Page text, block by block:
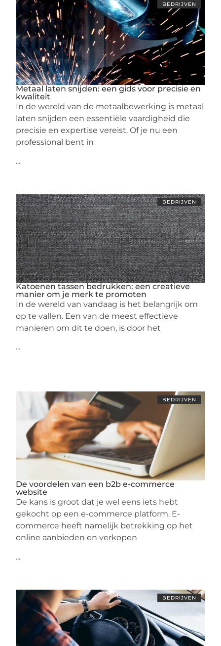
BEDRIJVEN
Metaal laten snijden: een gids voor precisie en
kwaliteit
In de wereld van de metaalbewerking is metaal
laten snijden een essentiële vaardigheid die
precisie en expertise vereist. Of je nu een
professional bent in
...
BEDRIJVEN
Katoenen tassen bedrukken: een creatieve
manier om je merk te promoten
In de wereld van vandaag is het belangrijk om
op te vallen. Een van de meest effectieve
manieren om dit te doen, is door het
...
BEDRIJVEN
De voordelen van een b2b e-commerce
website
De kans is groot dat je wel eens iets hebt
gekocht op een e-commerce platform. E-
commerce heeft namelijk betrekking op het
online aanbieden en verkopen
...
BEDRIJVEN